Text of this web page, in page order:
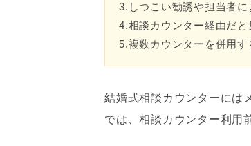
3.しつこい勧誘や担当者
4.相談カウンター経由だ
5.複数カウンターを併用す
結婚式相談カウンターには
では、相談カウンター利用